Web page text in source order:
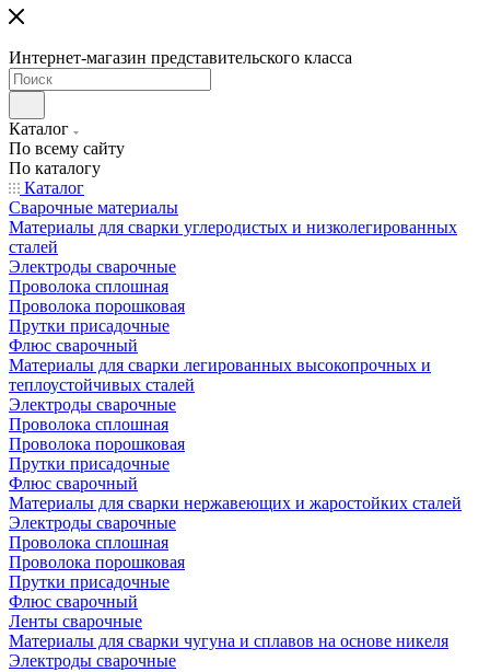
Интернет-магазин представительского класса
Каталог
По всему сайту
По каталогу
Каталог
Сварочные материалы
Материалы для сварки углеродистых и низколегированных
сталей
Электроды сварочные
Проволока сплошная
Проволока порошковая
Прутки присадочные
Флюс сварочный
Материалы для сварки легированных высокопрочных и
теплоустойчивых сталей
Электроды сварочные
Проволока сплошная
Проволока порошковая
Прутки присадочные
Флюс сварочный
Материалы для сварки нержавеющих и жаростойких сталей
Электроды сварочные
Проволока сплошная
Проволока порошковая
Прутки присадочные
Флюс сварочный
Ленты сварочные
Материалы для сварки чугуна и сплавов на основе никеля
Электроды сварочные